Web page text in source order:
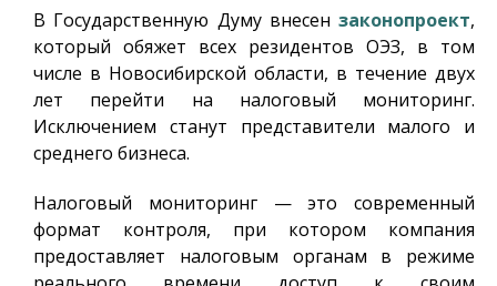
В Государственную Думу внесен законопроект,
который обяжет всех резидентов ОЭЗ, в том
числе в Новосибирской области, в течение двух
лет перейти на налоговый мониторинг.
Исключением станут представители малого и
среднего бизнеса.
Налоговый мониторинг — это современный
формат контроля, при котором компания
предоставляет налоговым органам в режиме